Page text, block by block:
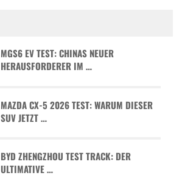
MGS6 EV TEST: CHINAS NEUER
HERAUSFORDERER IM …
MAZDA CX-5 2026 TEST: WARUM DIESER
SUV JETZT …
BYD ZHENGZHOU TEST TRACK: DER
ULTIMATIVE …